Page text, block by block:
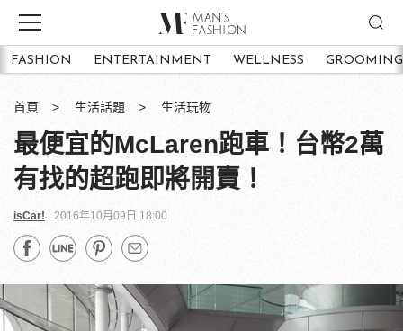
FASHION ENTERTAINMENT WELLNESS GROOMING
首頁 生活話題 生活玩物
最便宜的McLaren跑車！台幣2萬
有找的超跑即將開賣！
isCar! 2016年10月09日 18:00